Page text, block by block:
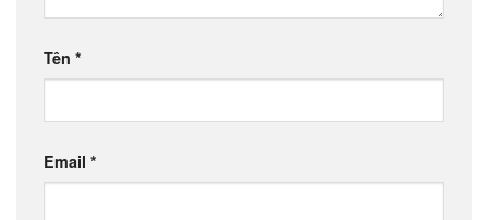
Tên *
Email *